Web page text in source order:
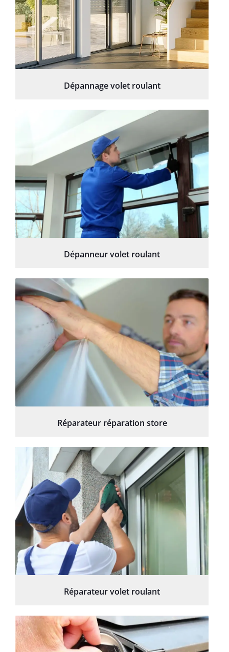
Dépannage volet roulant
Dépanneur volet roulant
Réparateur réparation store
Réparateur volet roulant